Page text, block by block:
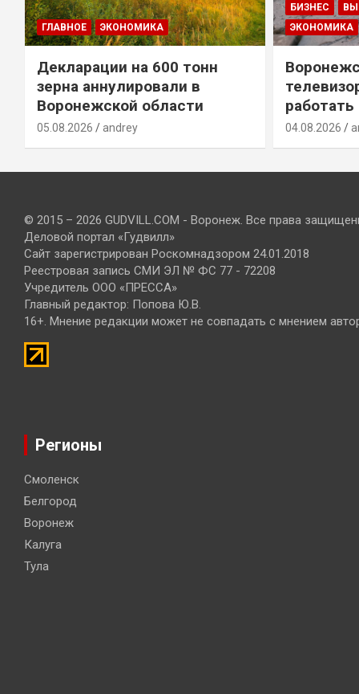
ГЛАВНОЕ ЭКОНОМИКА
Декларации на 600 тонн
зерна аннулировали в
Воронежской области
05.08.2026 andrey
БИЗНЕС
ЭКОНОМИКА
работать
04.08.2026
© 2015 – 2026 GUDVILL.COM - Воронеж. Все права
Деловой портал «Гудвилл»
Сайт зарегистрирован Роскомнадзором 24.01.2018
Реестровая запись СМИ ЭЛ № ФС 77 - 72208
Учредитель ООО «ПРЕССА»
Главный редактор: Попова Ю.В.
16+. Мнение редакции может не совпадать с мнением
Регионы
Смоленск
Белгород
Воронеж
Калуга
Тула